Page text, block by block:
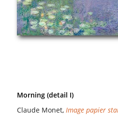
Morning (detail I)
Claude Monet,Image papier